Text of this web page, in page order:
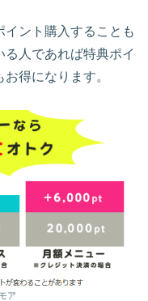
イント購入することも
人であれば特典ポイ
得になります。
ア